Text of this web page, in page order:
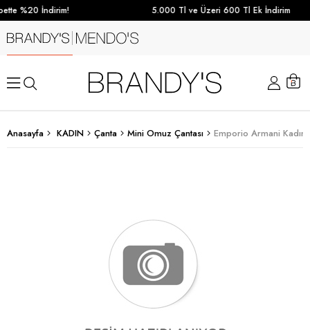
%20 İndirim! 5.000 Tl ve Üzeri 600 Tl Ek İndirim
Anasayfa KADIN Çanta Mini Omuz Çantası Emporio Armani Kadın